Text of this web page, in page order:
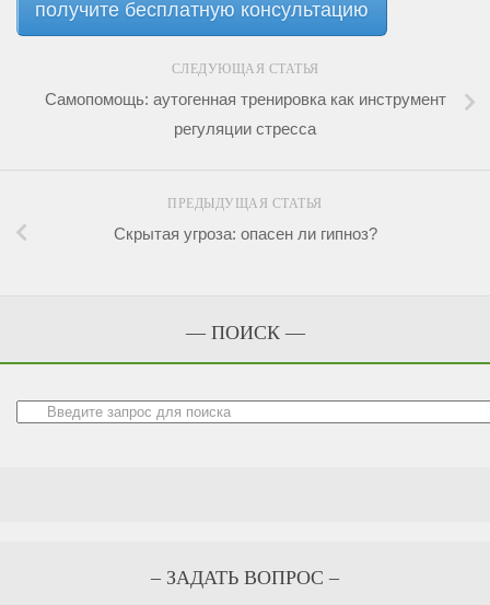
получите бесплатную консультацию
СЛЕДУЮЩАЯ СТАТЬЯ
Самопомощь: аутогенная тренировка как инструмент
регуляции стресса
ПРЕДЫДУЩАЯ СТАТЬЯ
Скрытая угроза: опасен ли гипноз?
— ПОИСК —
– ЗАДАТЬ ВОПРОС –